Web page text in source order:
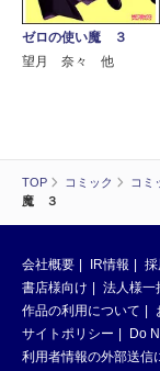
TOP コミック コミ
魔 ３
ゼロの使い魔 ３
望月 奈々 他
会社概要 IR情報 採
書店様向け
法人様一
作品の利用について
サイトポリシー
Do
利用者情報の外部送信